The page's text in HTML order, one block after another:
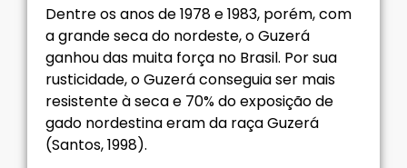
Dentre os anos de 1978 e 1983, porém, com
a grande seca do nordeste, o Guzerá
ganhou das muita força no Brasil. Por sua
rusticidade, o Guzerá conseguia ser mais
resistente à seca e 70% do exposição de
gado nordestina eram da raça Guzerá
(Santos, 1998).